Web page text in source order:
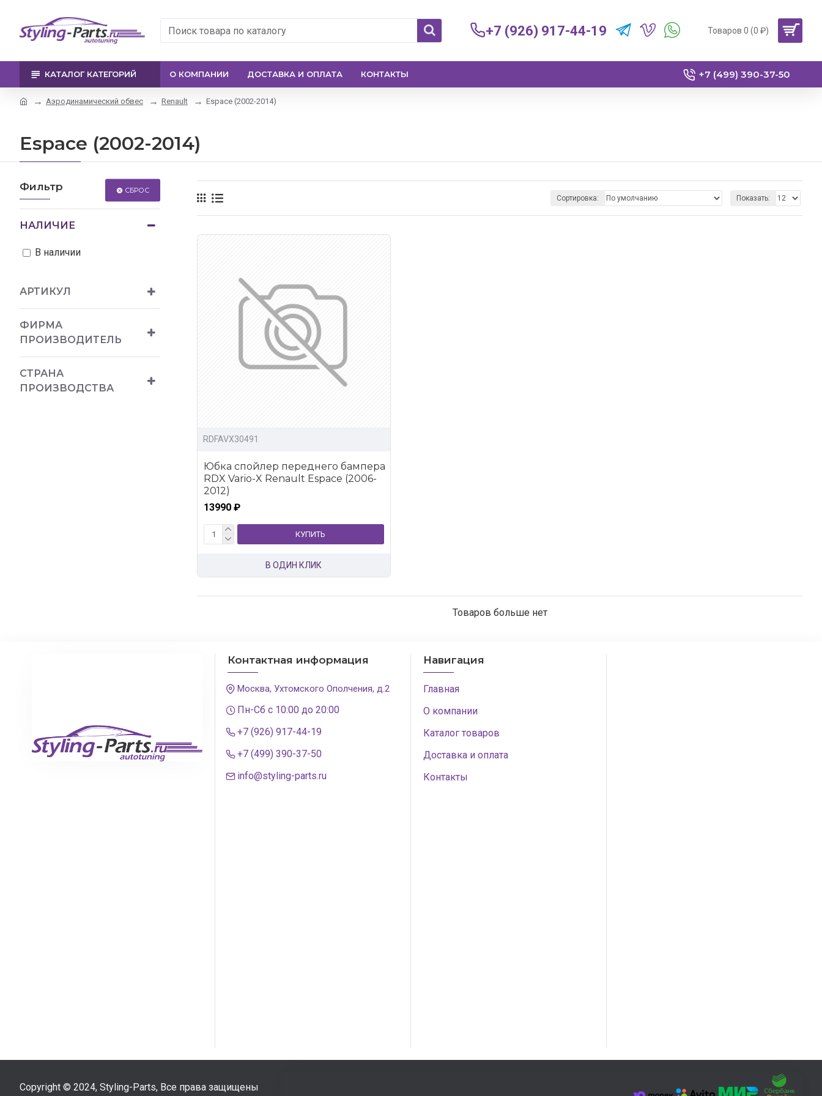
+7 (926) 917-44-19 Товаров 0 (0 ₽)
КАТАЛОГ КАТЕГОРИЙ О КОМПАНИИ ДОСТАВКА И ОПЛАТА КОНТАКТЫ +7 (499) 390-37-50
Аэродинамический обвес Renault Espace (2002-2014)
Espace (2002-2014)
Фильтр СБРОС
АРТИКУЛ
ФИРМА
ПРОИЗВОДИТЕЛЬ
СТРАНА
ПРОИЗВОДСТВА
НАЛИЧИЕ
В наличии
Сортировка: Показать:
RDFAVX30491
Юбка спойлер переднего бампера
RDX Vario-X Renault Espace (2006-
2012)
13990 ₽
КУПИТЬ
В ОДИН КЛИК
Товаров больше нет
Контактная информация
Москва, Ухтомского Ополчения, д.2
Пн-Сб с 10:00 до 20:00
+7 (926) 917-44-19
+7 (499) 390-37-50
info@styling-parts.ru
Навигация
Главная
О компании
Каталог товаров
Доставка и оплата
Контакты
Copyright © 2024, Styling-Parts, Все права защищены